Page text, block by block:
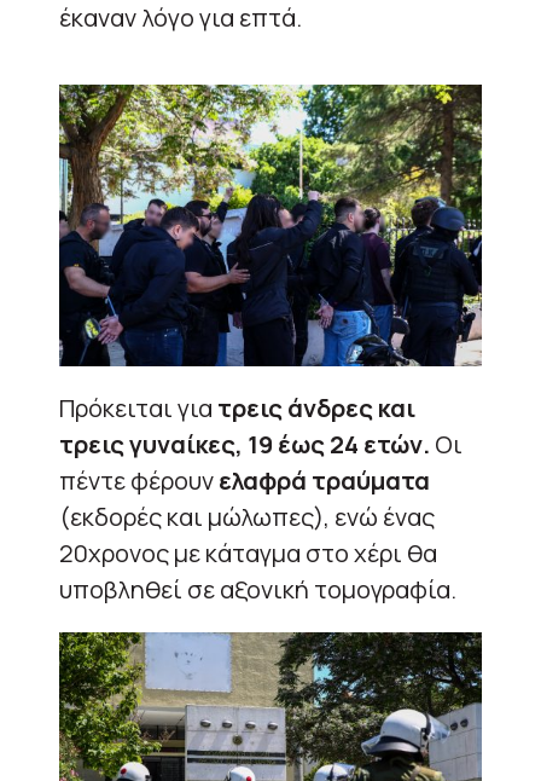
έκαναν λόγο για επτά.
Πρόκειται για τρεις άνδρες και
τρεις γυναίκες, 19 έως 24 ετών. Οι
πέντε φέρουνελαφρά τραύματα
(εκδορές και μώλωπες), ενώ ένας
20χρονος με κάταγμα στο χέρι θα
υποβληθεί σε αξονική τομογραφία.